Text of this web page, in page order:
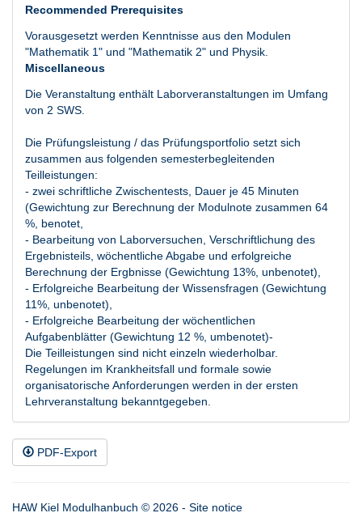
Recommended Prerequisites
Vorausgesetzt werden Kenntnisse aus den Modulen
"Mathematik 1" und "Mathematik 2" und Physik.
Miscellaneous
Die Veranstaltung enthält Laborveranstaltungen im Umfang
von 2 SWS.
Die Prüfungsleistung / das Prüfungsportfolio setzt sich
zusammen aus folgenden semesterbegleitenden
Teilleistungen:
- zwei schriftliche Zwischentests, Dauer je 45 Minuten
(Gewichtung zur Berechnung der Modulnote zusammen 64
%, benotet,
- Bearbeitung von Laborversuchen, Verschriftlichung des
Ergebnisteils, wöchentliche Abgabe und erfolgreiche
Berechnung der Ergbnisse (Gewichtung 13%, unbenotet),
- Erfolgreiche Bearbeitung der Wissensfragen (Gewichtung
11%, unbenotet),
- Erfolgreiche Bearbeitung der wöchentlichen
Aufgabenblätter (Gewichtung 12 %, umbenotet)-
Die Teilleistungen sind nicht einzeln wiederholbar.
Regelungen im Krankheitsfall und formale sowie
organisatorische Anforderungen werden in der ersten
Lehrveranstaltung bekanntgegeben.
PDF-Export
HAW Kiel Modulhanbuch © 2026 - Site notice